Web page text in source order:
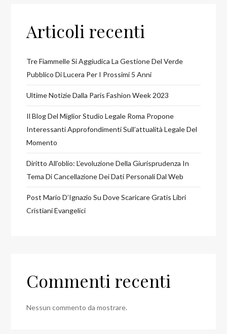
Articoli recenti
Tre Fiammelle Si Aggiudica La Gestione Del Verde
Pubblico Di Lucera Per I Prossimi 5 Anni
Ultime Notizie Dalla Paris Fashion Week 2023
Il Blog Del Miglior Studio Legale Roma Propone
Interessanti Approfondimenti Sull’attualità Legale Del
Momento
Diritto All’oblio: L’evoluzione Della Giurisprudenza In
Tema Di Cancellazione Dei Dati Personali Dal Web
Post Mario D’Ignazio Su Dove Scaricare Gratis Libri
Cristiani Evangelici
Commenti recenti
Nessun commento da mostrare.